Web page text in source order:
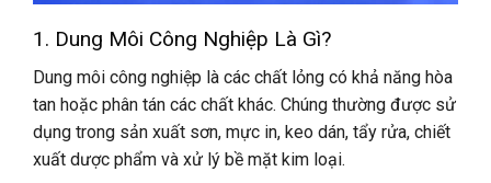
1. Dung Môi Công Nghiệp Là Gì?
Dung môi công nghiệp là các chất lỏng có khả năng hòa
tan hoặc phân tán các chất khác. Chúng thường được sử
dụng trong sản xuất sơn, mực in, keo dán, tẩy rửa, chiết
xuất dược phẩm và xử lý bề mặt kim loại.